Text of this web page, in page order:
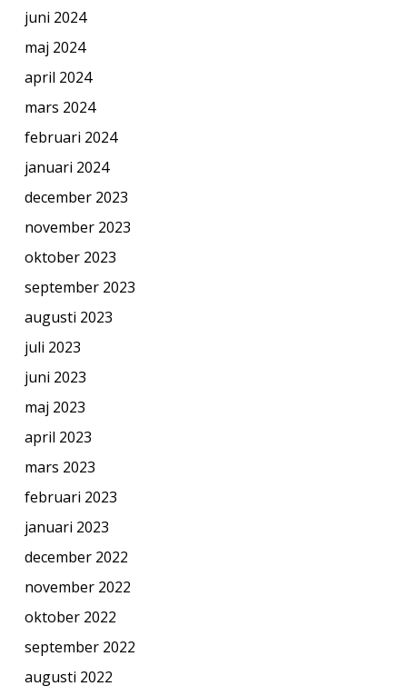
juni 2024
maj 2024
april 2024
mars 2024
februari 2024
januari 2024
december 2023
november 2023
oktober 2023
september 2023
augusti 2023
juli 2023
juni 2023
maj 2023
april 2023
mars 2023
februari 2023
januari 2023
december 2022
november 2022
oktober 2022
september 2022
augusti 2022